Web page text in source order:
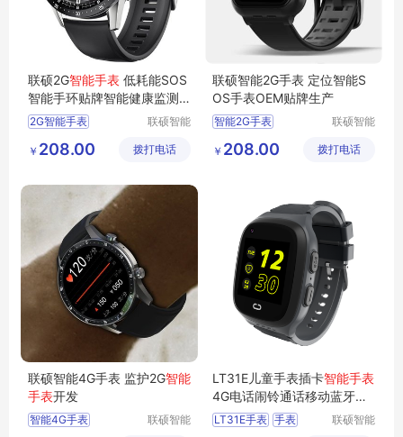
联硕2G智能手表 低耗能SOS
智能手环贴牌智能健康监测
手表电话手表
2G智能手表
3G智能手表
智能女性手表
联硕智能
有限公司
￥ 208.00 拨打电话
联硕智能2G手表 定位智能S
OS手表OEM贴牌生产
智能2G手表
SOS智能手表
联硕智能
有限公司
￥ 208.00 拨打电话
联硕智能4G手表 监护2G智能
手表开发
智能4G手表
联硕智能
LT31E儿童手表插卡智能手表
4G电话闹铃通话移动蓝牙音
乐男女
LT31E手表 手表
联硕智能